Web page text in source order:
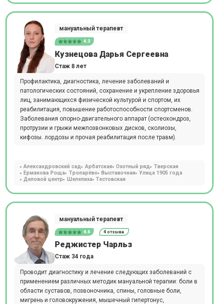
мануальный терапевт
4.3
Кузнецова Дарья Сергеевна
Стаж 8 лет
Профилактика, диагностика, лечение заболеваний и
патологических состояний, сохранение и укрепление здоровья
лиц, занимающихся физической культурой и спортом, их
реабилитация, повышение работоспособности спортсменов.
Заболевания опорно-двигательного аппарат (остеохондроз,
протрузии и грыжи межпозвонковых дисков, сколиозы,
кифозы. лордозы и прочая реабилитация после травм).
Александровский сад Арбатская Охотный ряд
Тверская
Ермакова Роща
Тропарёво Выставочная
Улица 1905 года
Деловой центр
Шелепиха Тестовская
мануальный терапевт
4.4 4 отзыва
Реджистер Чарльз
Стаж 34 года
Проводит диагностику и лечение следующих заболеваний с
применением различных методик мануальной терапии: боли в
области суставов, позвоночника, спины, головные боли,
мигрень и головокружения, мышечный гипертонус,